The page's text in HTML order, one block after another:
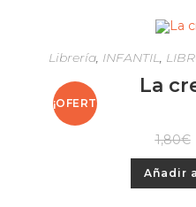
¡OFERT
Librería, INFANTIL,
La
1,80€
Añadir